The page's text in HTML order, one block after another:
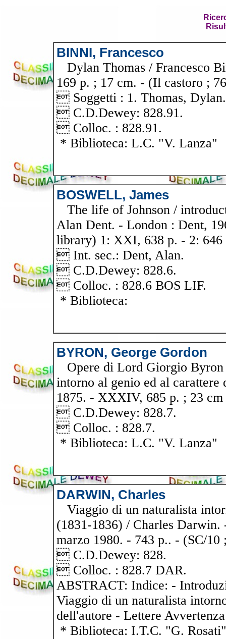
BINNI, Francesco
Dylan Thomas / Francesco
169 p. ; 17 cm. - (Il castoro ;
 Soggetti : 1. Thomas, Dylan.
 C.D.Dewey: 828.91.
 Colloc. : 828.91.
* Biblioteca: L.C. "V. Lanza"
BOSWELL, James
The life of Johnson /
Alan Dent. - London : Dent,
library) 1: XXI, 638 p. - 2:
 Int. sec.: Dent, Alan.
 C.D.Dewey: 828.6.
 Colloc. : 828.6 BOS LIF.
* Biblioteca:
BYRON, George Gordon
Opere di Lord Giorgio Byron
intorno al genio ed al
1875. - XXXIV, 685 p. ; 23
 C.D.Dewey: 828.7.
 Colloc. : 828.7.
* Biblioteca: L.C. "V. Lanza"
DARWIN, Charles
Viaggio di un naturalista
(1831-1836) / Charles
marzo 1980. - 743 p.. - (SC/10
 C.D.Dewey: 828.
 Colloc. : 828.7 DAR.
ABSTRACT: Indice: -
Viaggio di un naturalista
dell'autore - Lettere
* Biblioteca: I.T.C. "G. Rosati"